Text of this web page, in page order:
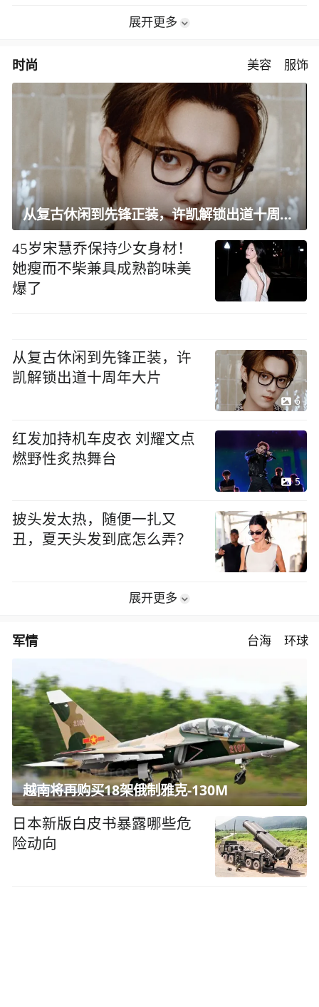
展开更多
时尚 美容 服饰
从复古休闲到先锋正装，许凯解锁出道十周年大片
45岁宋慧乔保持少女身材！
她瘦而不柴兼具成熟韵味美
爆了
从复古休闲到先锋正装，许
凯解锁出道十周年大片
6
红发加持机车皮衣 刘耀文点
燃野性炙热舞台
5
披头发太热，随便一扎又
丑，夏天头发到底怎么弄？
展开更多
军情 台海 环球
越南将再购买18架俄制雅克-130M
日本新版白皮书暴露哪些危
险动向